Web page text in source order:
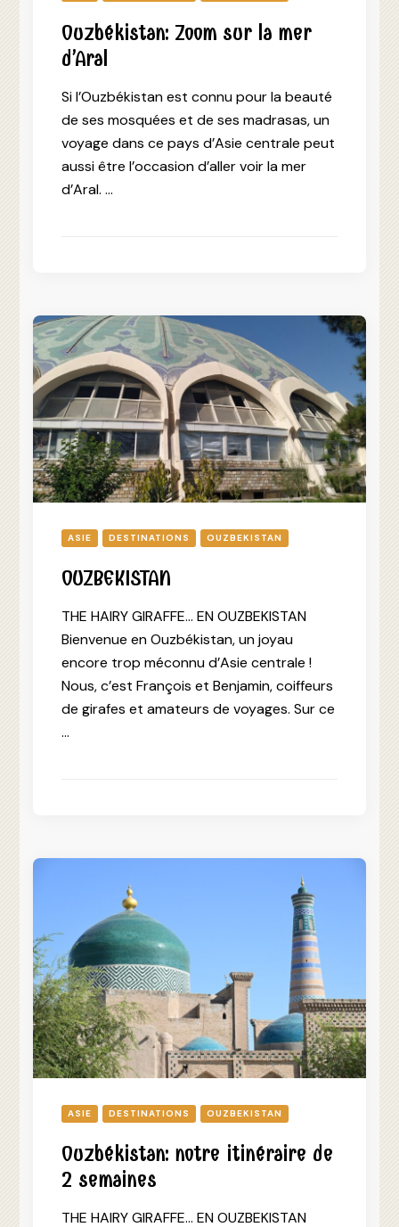
Ouzbékistan: Zoom sur la mer
d’Aral
Si l’Ouzbékistan est connu pour la beauté
de ses mosquées et de ses madrasas, un
voyage dans ce pays d’Asie centrale peut
aussi être l’occasion d’aller voir la mer
d’Aral. …
ASIE DESTINATIONS OUZBEKISTAN
OUZBEKISTAN
THE HAIRY GIRAFFE… EN OUZBEKISTAN
Bienvenue en Ouzbékistan, un joyau
encore trop méconnu d’Asie centrale !
Nous, c’est François et Benjamin, coiffeurs
de girafes et amateurs de voyages. Sur ce
…
ASIE DESTINATIONS OUZBEKISTAN
Ouzbékistan: notre itinéraire de
2 semaines
THE HAIRY GIRAFFE… EN OUZBEKISTAN